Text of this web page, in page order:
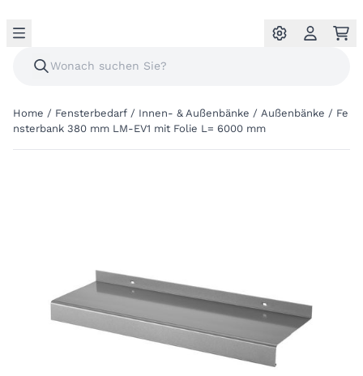
Home / Fensterbedarf / Innen- & Außenbänke / Außenbänke / Fe
nsterbank 380 mm LM-EV1 mit Folie L= 6000 mm